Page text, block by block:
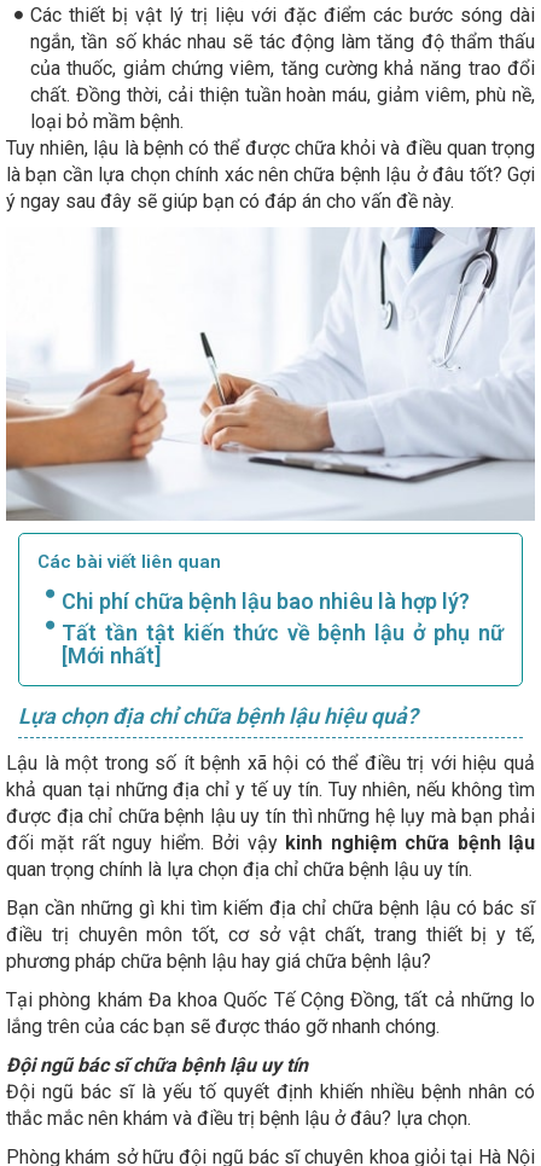
Các thiết bị vật lý trị liệu với đặc điểm các bước sóng dài
ngắn, tần số khác nhau sẽ tác động làm tăng độ thẩm thấu
của thuốc, giảm chứng viêm, tăng cường khả năng trao đổi
chất. Đồng thời, cải thiện tuần hoàn máu, giảm viêm, phù nề,
loại bỏ mầm bệnh.
Tuy nhiên, lậu là bệnh có thể được chữa khỏi và điều quan trọng
là bạn cần lựa chọn chính xác nên chữa bệnh lậu ở đâu tốt? Gợi
ý ngay sau đây sẽ giúp bạn có đáp án cho vấn đề này.
Các bài viết liên quan
Chi phí chữa bệnh lậu bao nhiêu là hợp lý?
Tất tần tật kiến thức về bệnh lậu ở phụ nữ
[Mới nhất]
Lựa chọn địa chỉ chữa bệnh lậu hiệu quả?
Lậu là một trong số ít bệnh xã hội có thể điều trị với hiệu quả
khả quan tại những địa chỉ y tế uy tín. Tuy nhiên, nếu không tìm
được địa chỉ chữa bệnh lậu uy tín thì những hệ lụy mà bạn phải
đối mặt rất nguy hiểm. Bởi vậy kinh nghiệm chữa bệnh lậu
quan trọng chính là lựa chọn địa chỉ chữa bệnh lậu uy tín.
Bạn cần những gì khi tìm kiếm địa chỉ chữa bệnh lậu có bác sĩ
điều trị chuyên môn tốt, cơ sở vật chất, trang thiết bị y tế,
phương pháp chữa bệnh lậu hay giá chữa bệnh lậu?
Tại phòng khám Đa khoa Quốc Tế Cộng Đồng, tất cả những lo
lắng trên của các bạn sẽ được tháo gỡ nhanh chóng.
Đội ngũ bác sĩ chữa bệnh lậu uy tín
Đội ngũ bác sĩ là yếu tố quyết định khiến nhiều bệnh nhân có
thắc mắc nên khám và điều trị bệnh lậu ở đâu? lựa chọn.
Phòng khám sở hữu đội ngũ bác sĩ chuyên khoa giỏi tại Hà Nội